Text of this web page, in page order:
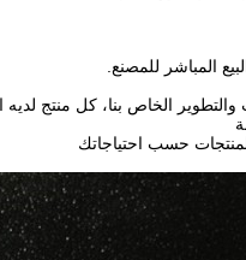
المباشر للمصنع.
والتطوير الخاص بنا، كل منتج
حسب احتياجاتك